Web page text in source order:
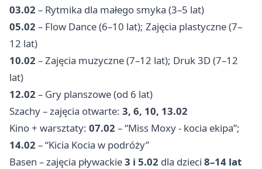
03.02 – Rytmika dla małego smyka (3–5 lat)
05.02 – Flow Dance (6–10 lat); Zajęcia plastyczne (7–
12 lat)
10.02 – Zajęcia muzyczne (7–12 lat); Druk 3D (7–12
lat)
12.02 – Gry planszowe (od 6 lat)
Szachy – zajęcia otwarte: 3, 6, 10, 13.02
Kino + warsztaty: 07.02 – “Miss Moxy - kocia ekipa”;
14.02 – “Kicia Kocia w podróży”
Basen – zajęcia pływackie3 i 5.02 dla dzieci 8–14 lat